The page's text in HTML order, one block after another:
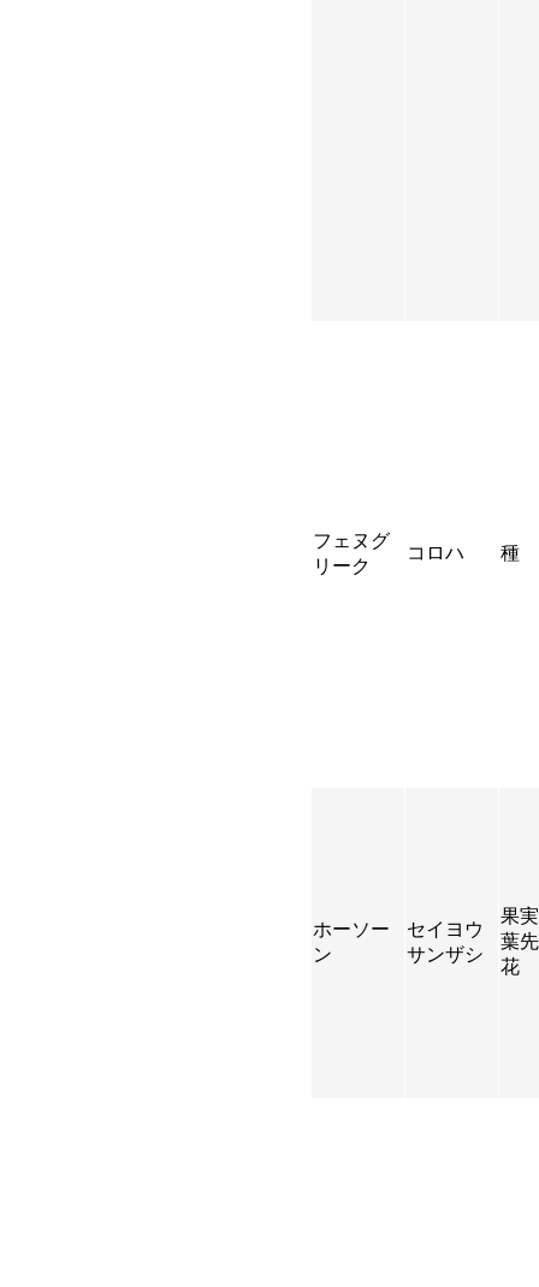
フェヌグ
リーク
コロハ 種
ホーソー
ン
セイヨウ
サンザシ
果
葉
花